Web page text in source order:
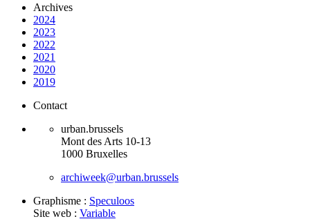
Archives
2024
2023
2022
2021
2020
2019
Contact
urban.brussels
Mont des Arts 10-13
1000 Bruxelles
archiweek@urban.brussels
Graphisme : Speculoos
Site web : Variable